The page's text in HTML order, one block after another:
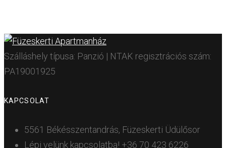
Szálláshely típusa: Panzió | NTAK regisztrációs szám:
PA19001925
KAPCSOLAT
5561 Békésszentandrás, Füzeskerti Üdülősor
Lépj velünk kapcsolatba! +36 70 423 6226